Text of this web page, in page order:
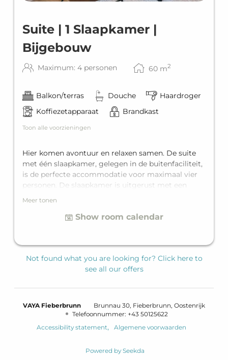
Suite | 1 Slaapkamer |
Bijgebouw
Maximum: 4 personen 60 m2
Balkon/terras Douche
Haardroger
Koffiezetapparaat
Brandkast
Toon alle voorzieningen
Hier komen avontuur en relaxen samen. De suite
met één slaapkamer, gelegen in de buitenfaciliteit,
is de perfecte accommodatie voor maximaal vier
personen. De slaapkamer is uitgerust met een
king-size tweepersoonsbed, en in de woonruimte
gasten. Omdat de suite perfect is afgestemd op
ligt op slechts een paar stappen afstand van de
buitenfaciliteit, mooi meegenomen voor een frisse
Meer tonen
Show room calendar
Not found what you are looking for? Click here to
see all our offers
VAYA Fieberbrunn Brunnau 30 Fieberbrunn Oostenrijk
Telefoonnummer: +43 50125622
Accessibility statement
Algemene voorwaarden
Powered by Seekda